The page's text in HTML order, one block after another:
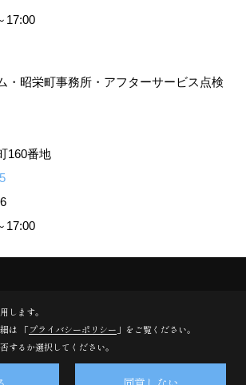
17:00
・昭栄町事務所・アフターサービス点検
160番地
17:00
Co., Ltd. All Rights Reserved.
リエイト
します。
は 「プライバシーポリシー 」をご覧ください。
するか選択してください。